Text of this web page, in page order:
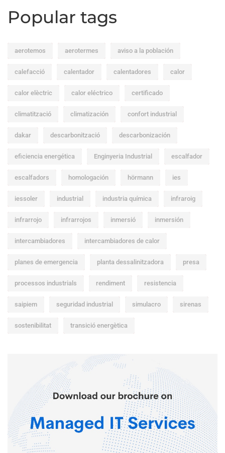
Popular tags
aerotemos aerotermes aviso a la población
calefacció calentador calentadores calor
calor elèctric calor eléctrico certificado
climatització climatización confort industrial
dakar descarbonització descarbonización
eficiencia energética Enginyeria Industrial escalfador
escalfadors homologación hörmann ies
iessoler industrial industria química infraroig
infrarrojo infrarrojos inmersió inmersión
intercambiadores intercambiadores de calor
planes de emergencia planta dessalinitzadora presa
processos industrials rendiment resistencia
saipiem seguridad industrial simulacro sirenas
sostenibilitat transició energètica